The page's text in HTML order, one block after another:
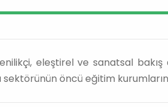
eleştirel ve sanatsal
öncü eğitim